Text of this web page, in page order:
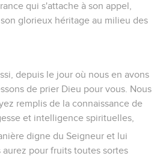
qui s'attache à son appel,
glorieux héritage au milieu des
depuis le jour où nous en avons
de prier Dieu pour vous. Nous
remplis de la connaissance de
et intelligence spirituelles,
digne du Seigneur et lui
pour fruits toutes sortes